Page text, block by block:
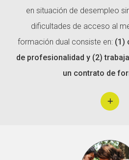
en situación de desempleo
dificultades de acceso al
formación dual consiste en: (1)
de profesionalidad y (2)
un contrato de